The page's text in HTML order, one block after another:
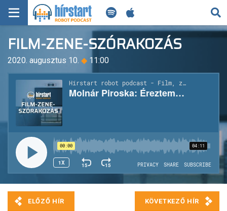
KERESÉS
KEZDŐLAP
FRISS HÍREK
TECH HÍREK
FILM-ZENE-SZÓRAKOZÁS
PLAYLIST
MI AZ A ROBOT PODCAST?
FILM-ZENE-SZÓRAKOZÁS
2020. augusztus 10. ◆ 11:00